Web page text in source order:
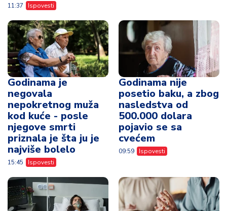
11:37 Ispovesti
Godinama je
negovala
nepokretnog muža
kod kuće - posle
njegove smrti
priznala je šta ju je
najviše bolelo
15:45 Ispovesti
Godinama nije
posetio baku, a zbog
nasledstva od
500.000 dolara
pojavio se sa
cvećem
09:59 Ispovesti